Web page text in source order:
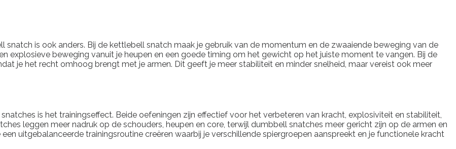
is ook anders. Bij de kettlebell snatch maak je gebruik van de momentum en de zwaaiende beweging van de
explosieve beweging vanuit je heupen en een goede timing om het gewicht op het juiste moment te vangen. Bij de
je het recht omhoog brengt met je armen. Dit geeft je meer stabiliteit en minder snelheid, maar vereist ook meer
is het trainingseffect. Beide oefeningen zijn effectief voor het verbeteren van kracht, explosiviteit en stabiliteit,
leggen meer nadruk op de schouders, heupen en core, terwijl dumbbell snatches meer gericht zijn op de armen en
uitgebalanceerde trainingsroutine creëren waarbij je verschillende spiergroepen aanspreekt en je functionele kracht